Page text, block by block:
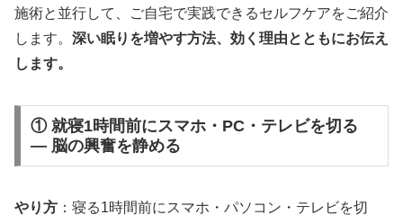
施術と並行して、ご自宅で実践できるセルフケアをご紹介
します。 深い眠りを増やす方法、効く理由とともにお伝え
します。
① 就寝1時間前にスマホ・PC・テレビを切る
— 脳の興奮を静める
やり方 ：寝る1時間前にスマホ・パソコン・テレビを切